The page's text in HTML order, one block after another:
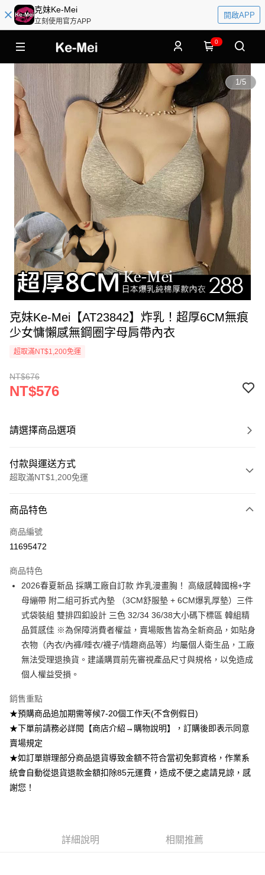
克妹Ke-Mei
立刻使用官方APP
開啟APP
0
1/5
克妹Ke-Mei【AT23842】炸乳！超厚6CM無痕
少女慵懶感無鋼圈字母肩帶內衣
超取滿NT$1,200免運
NT$676
NT$576
請選擇商品選項
付款與運送方式
超取滿NT$1,200免運
信用卡一次付款
超商取貨付款
ATM付款
運送方式
全家付款取貨
每筆NT$85，滿NT$1,200(含以上)免運費
付款後全家取貨
每筆NT$85，滿NT$1,200(含以上)免運費
付款後7-11取貨
每筆NT$85，滿NT$1,200(含以上)免運費
宅配
商品特色
商品編號
11695472
商品特色
2026春夏新品 採購工廠自訂款 炸乳漫畫胸！ 高級感韓國棉+字
母繃帶 附二組可拆式內墊 （3CM舒服墊 + 6CM爆乳厚墊）三件
式袋裝組 雙排四釦設計 三色 32/34 36/38大小碼下標區 韓組精
品質感佳 ※為保障消費者權益，賣場販售皆為全新商品，如貼身
衣物（內衣/內褲/睡衣/襪子/情趣商品等）均屬個人衛生品，工廠
無法受理退換貨。建議購買前先審視產品尺寸與規格，以免造成
個人權益受損。
銷售重點
★預購商品追加期需等候7-20個工作天(不含例假日)
★下單前請務必詳閱【商店介紹→購物說明】，訂購後即表示同意
賣場規定
★如訂單辦理部分商品退貨導致金額不符合當初免郵資格，作業系
統會自動從退貨退款金額扣除85元運費，造成不便之處請見諒，感
謝您！
詳細說明 相關推薦